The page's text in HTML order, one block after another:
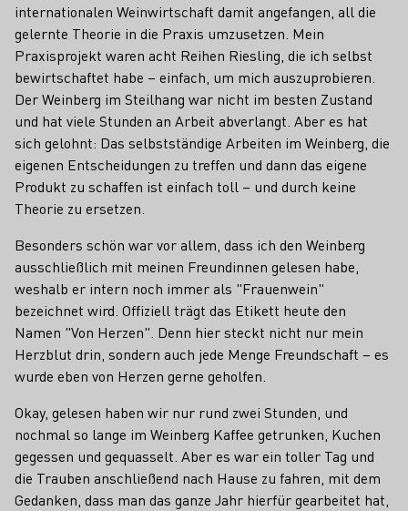
internationalen Weinwirtschaft damit angefangen, all die
gelernte Theorie in die Praxis umzusetzen. Mein
Praxisprojekt waren acht Reihen Riesling, die ich selbst
bewirtschaftet habe – einfach, um mich auszuprobieren.
Der Weinberg im Steilhang war nicht im besten Zustand
und hat viele Stunden an Arbeit abverlangt. Aber es hat
sich gelohnt: Das selbstständige Arbeiten im Weinberg, die
eigenen Entscheidungen zu treffen und dann das eigene
Produkt zu schaffen ist einfach toll – und durch keine
Theorie zu ersetzen.
Besonders schön war vor allem, dass ich den Weinberg
ausschließlich mit meinen Freundinnen gelesen habe,
weshalb er intern noch immer als "Frauenwein"
bezeichnet wird. Offiziell trägt das Etikett heute den
Namen "Von Herzen". Denn hier steckt nicht nur mein
Herzblut drin, sondern auch jede Menge Freundschaft – es
wurde eben von Herzen gerne geholfen.
Okay, gelesen haben wir nur rund zwei Stunden, und
nochmal so lange im Weinberg Kaffee getrunken, Kuchen
gegessen und gequasselt. Aber es war ein toller Tag und
die Trauben anschließend nach Hause zu fahren, mit dem
Gedanken, dass man das ganze Jahr hierfür gearbeitet hat,